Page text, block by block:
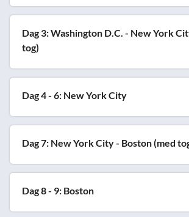
Dag 3: Washington D.C. - New York
tog)
Dag 4 - 6: New York City
Dag 7: New York City - Boston (med
Dag 8 - 9: Boston